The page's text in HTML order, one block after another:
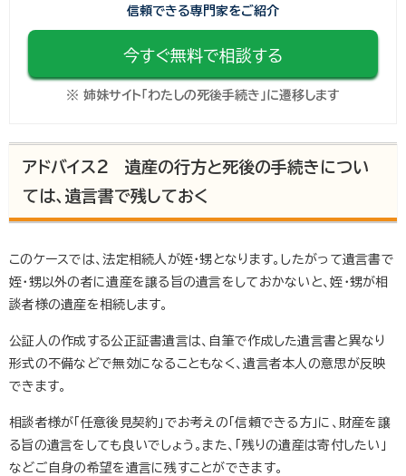
信頼できる専門家をご紹介
今すぐ無料で相談する
※ 姉妹サイト「わたしの死後手続き」に遷移します
アドバイス2 遺産の行方と死後の手続きについ
ては、遺言書で残しておく
このケースでは、法定相続人が姪・甥となります。したがって遺言書で
姪・甥以外の者に遺産を譲る旨の遺言をしておかないと、姪・甥が相
談者様の遺産を相続します。
公証人の作成する公正証書遺言は、自筆で作成した遺言書と異なり
形式の不備などで無効になることもなく、遺言者本人の意思が反映
できます。
相談者様が「任意後見契約」でお考えの「信頼できる方」に、財産を譲
る旨の遺言をしても良いでしょう。また、「残りの遺産は寄付したい」
などご自身の希望を遺言に残すことができます。